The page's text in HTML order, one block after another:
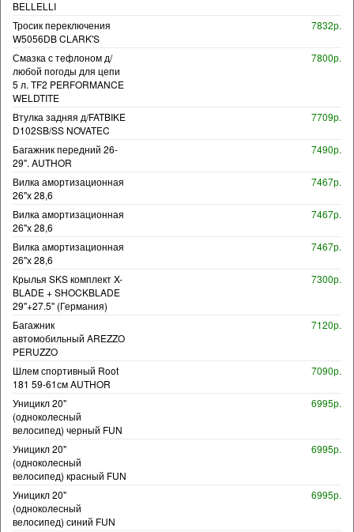
BELLELLI
Тросик переключения
W5056DB CLARK'S
7832р.
Смазка с тефлоном д/
любой погоды для цепи
5 л. TF2 PERFORMANCE
WELDTITE
7800р.
Втулка задняя д/FATBIKE
D102SB/SS NOVATEC
7709р.
Багажник передний 26-
29". AUTHOR
7490р.
Вилка амортизационная
26"х 28,6
7467р.
Вилка амортизационная
26"х 28,6
7467р.
Вилка амортизационная
26"х 28,6
7467р.
Крылья SKS комплект X-
BLADE + SHOCKBLADE
29"+27.5" (Германия)
7300р.
Багажник
автомобильный AREZZO
PERUZZO
7120р.
Шлем спортивный Root
181 59-61см AUTHOR
7090р.
Уницикл 20"
(одноколесный
велосипед) черный FUN
6995р.
Уницикл 20"
(одноколесный
велосипед) красный FUN
6995р.
Уницикл 20"
(одноколесный
велосипед) синий FUN
6995р.